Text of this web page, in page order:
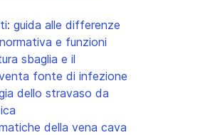
guida alle differenze
e funzioni
sbaglia e il
fonte di infezione
dello stravaso da
della vena cava